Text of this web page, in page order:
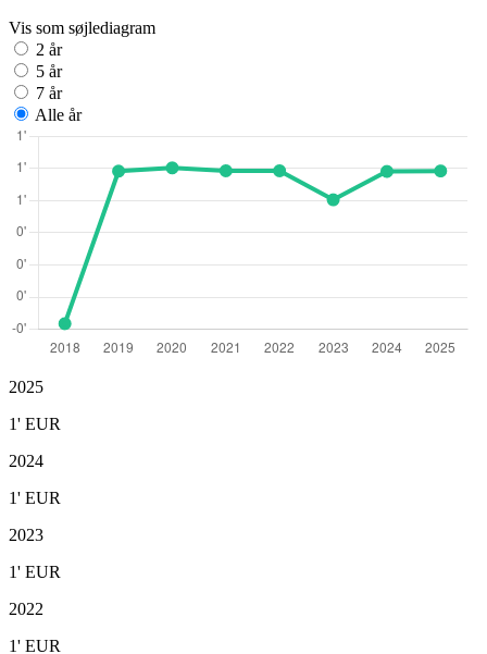
Vis som søjlediagram
2 år
5 år
7 år
Alle år
2025
1' EUR
2024
1' EUR
2023
1' EUR
2022
1' EUR